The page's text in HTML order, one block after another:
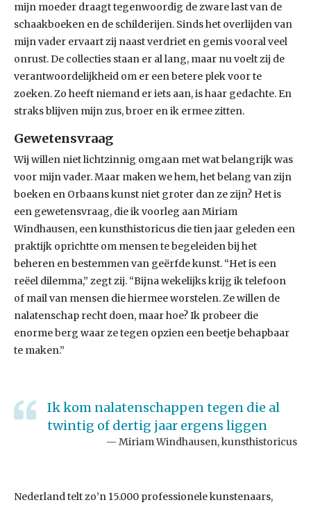
mijn moeder draagt tegenwoordig de zware last van de
schaakboeken en de schilderijen. Sinds het overlijden van
mijn vader ervaart zij naast verdriet en gemis vooral veel
onrust. De collecties staan er al lang, maar nu voelt zij de
verantwoordelijkheid om er een betere plek voor te
zoeken. Zo heeft niemand er iets aan, is haar gedachte. En
straks blijven mijn zus, broer en ik ermee zitten.
Gewetensvraag
Wij willen niet lichtzinnig omgaan met wat belangrijk was
voor mijn vader. Maar maken we hem, het belang van zijn
boeken en Orbaans kunst niet groter dan ze zijn? Het is
een gewetensvraag, die ik voorleg aan Miriam
Windhausen, een kunsthistoricus die tien jaar geleden een
praktijk oprichtte om mensen te begeleiden bij het
beheren en bestemmen van geërfde kunst. “Het is een
reëel dilemma,” zegt zij. “Bijna wekelijks krijg ik telefoon
of mail van mensen die hiermee worstelen. Ze willen de
nalatenschap recht doen, maar hoe? Ik probeer die
enorme berg waar ze tegen opzien een beetje behapbaar
te maken.”
Ik kom nalatenschappen tegen die al
twintig of dertig jaar ergens liggen
Miriam Windhausen, kunsthistoricus
Nederland telt zo’n 15.000 professionele kunstenaars,